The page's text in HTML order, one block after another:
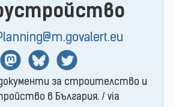
MastodonBlueSkyTwitter
за строителство и
в България. / via